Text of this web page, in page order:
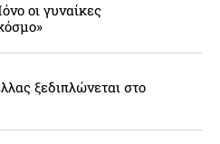
οι γυναίκες
ξεδιπλώνεται στο